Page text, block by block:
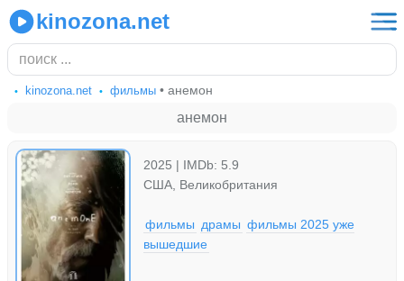
kinozona.net
kinozona.net фильмы • анемон
анемон
2025 | IMDb: 5.9
США, Великобритания
фильмы драмы фильмы 2025 уже
вышедшие